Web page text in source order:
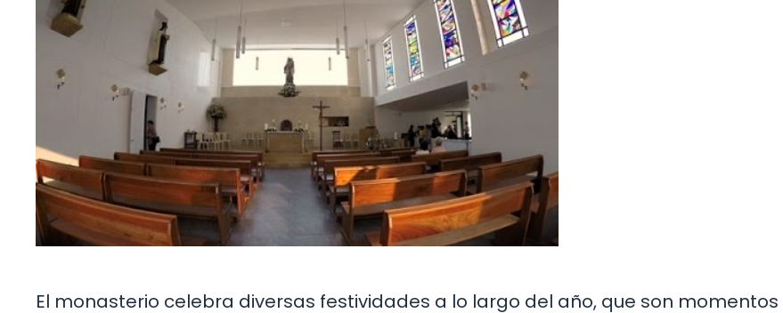
El monasterio celebra diversas festividades a lo largo del año, que son momentos